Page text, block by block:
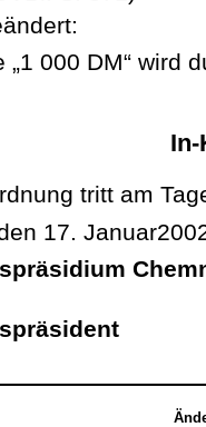
„1 000 DM“ wird
tritt am
17.